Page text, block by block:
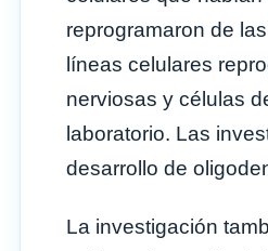
reprogramaron de
líneas celulares
nerviosas y células
laboratorio. Las
desarrollo de
La investigación